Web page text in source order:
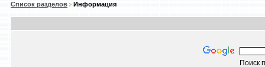
Список разделов Информация
Поиск